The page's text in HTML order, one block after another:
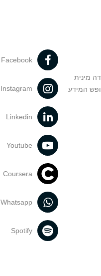
מינית
המידע
Facebook
Instagram
Linkedin
Youtube
Coursera
Whatsapp
Spotify